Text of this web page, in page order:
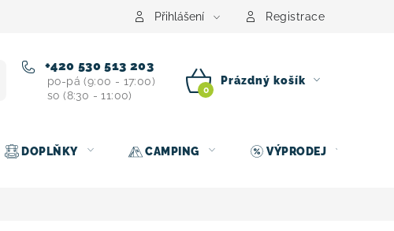
Půjčovna nosičů kol Kontakt
Přihlášení Registrace
+420 530 513 203
po-pá (9:00 - 17:00)
so (8:30 - 11:00)
NÁKUPNÍ
Prázdný košík
DOPLŇKY CAMPING VÝPRODEJ